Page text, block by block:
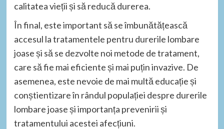
calitatea vieții și să reducă durerea.
În final, este important să se îmbunătățească
accesul la tratamentele pentru durerile lombare
joase și să se dezvolte noi metode de tratament,
care să fie mai eficiente și mai puțin invazive. De
asemenea, este nevoie de mai multă educație și
conștientizare în rândul populației despre durerile
lombare joase și importanța prevenirii și
tratamentului acestei afecțiuni.